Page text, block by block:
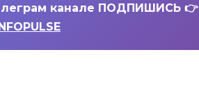
канале ПОДПИШИСЬ 👉